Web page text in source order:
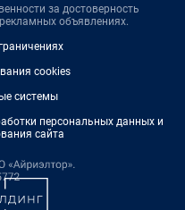
за достоверность
объявлениях.
cookies
системы
персональных данных и
сайта